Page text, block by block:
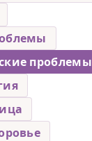
проблемы